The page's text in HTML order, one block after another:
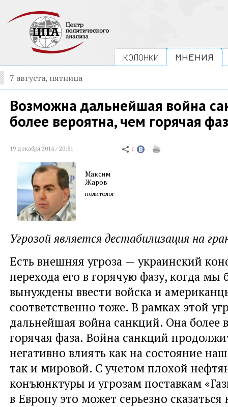
КОЛОНКИ МНЕНИЯ
7 августа, пятница
Возможна дальнейшая война
более вероятна, чем горячая
19 декабря 2014 / 20:51
Максим
Жаров
политолог
Угрозой является дестабилизация на
Есть внешняя угроза — украинский
перехода его в горячую фазу, когда мы
вынуждены ввести войска и
соответственно тоже. В рамках этой
дальнейшая война санкций. Она более
горячая фаза. Война санкций
негативно влиять как на состояние
так и мировой. С учетом плохой
конъюнктуры и угрозам поставкам
в Европу это может серьезно сказаться